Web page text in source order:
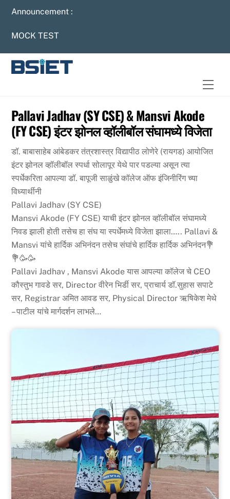
Skip
content
Announcement :
MOCK TEST
Pallavi Jadhav (SY CSE) & Mansvi Akode
(FY CSE) इंटर झोनल व्हॉलीबॉल संघामध्ये विजेता
डॉ. बाबासाहेब आंबेडकर तंत्रशास्त्र विद्यापीठ लोणेरे (रायगड) आयोजित
इंटर झोनल व्हॉलीबॉल स्पर्धा सोलापूर येथे पार पडल्या असून त्या
स्पर्धेकरिता आपल्या डॉ. बापूजी साळुंखे कॉलेज ऑफ इंजिनीरिंग च्या
विध्यार्थीनी
Pallavi Jadhav (SY CSE)
Mansvi Akode (FY CSE) याची इंटर झोनल व्हॉलीबॉल संघामध्ये
निवड झाली होती तसेच हा संघ या स्पर्धेमध्ये विजेता झाला….. Pallavi &
Mansvi यांचे हार्दिक अभिनंदन तसेच संघांचे हार्दिक हार्दिक अभिनंदन💐
💐🥳🥳
Pallavi Jadhav , Mansvi Akode यास आपल्या कॉलेज चे CEO
कौस्तुभ गावडे सर, Director वीरेन भिर्डी सर, प्राचार्य डॉ.सुहास सपाटे
सर, Registrar अमित आवड सर, Physical Director ऋषिकेश मेथे
– पाटील यांचे मार्गदर्शन लाभले…